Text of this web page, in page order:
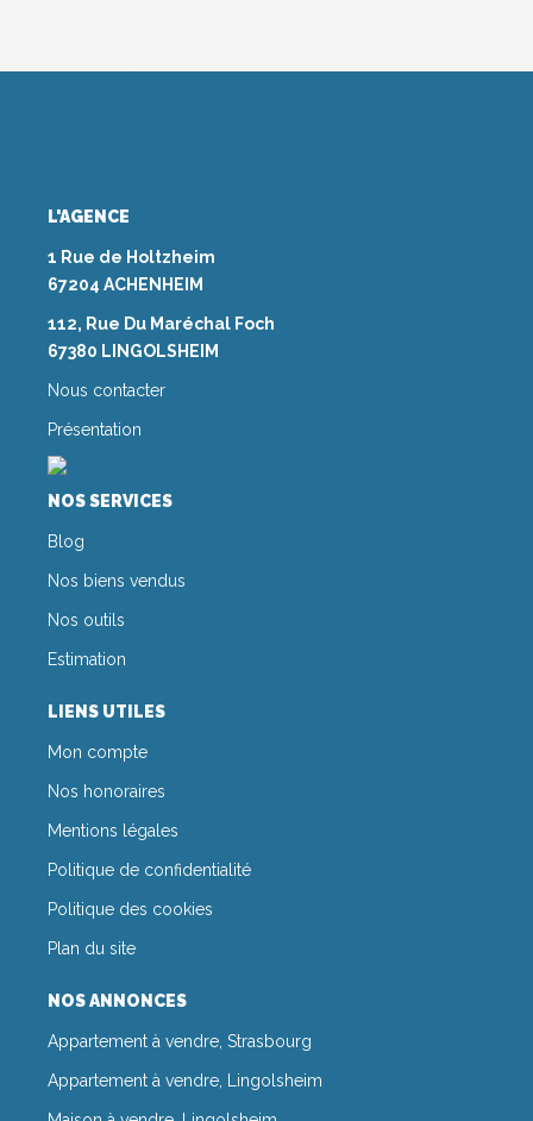
L'AGENCE
1 Rue de Holtzheim
67204 ACHENHEIM
112, Rue Du Maréchal Foch
67380 LINGOLSHEIM
Nous contacter
Présentation
NOS SERVICES
Blog
Nos biens vendus
Nos outils
Estimation
LIENS UTILES
Mon compte
Nos honoraires
Mentions légales
Politique de confidentialité
Politique des cookies
Plan du site
NOS ANNONCES
Appartement à vendre, Strasbourg
Appartement à vendre, Lingolsheim